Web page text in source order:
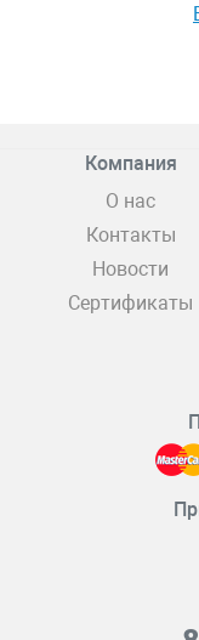
Компания
О нас
Контакты
Новости
Сертификаты